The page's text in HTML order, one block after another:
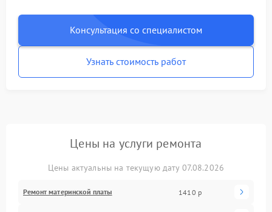
Консультация со специалистом
Узнать стоимость работ
Цены на услуги ремонта
Цены актуальны на текущую дату 07.08.2026
Ремонт материнской платы 1410 р